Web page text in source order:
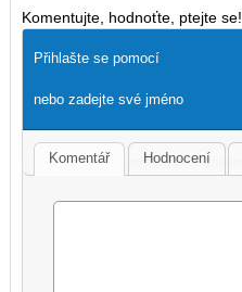
Komentujte, hodnoťte, ptejte se!
Přihlašte se pomocí
nebo zadejte své jméno
Komentář Hodnocení